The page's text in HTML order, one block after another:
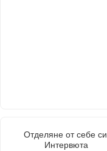
Отделяне от себе си.
Интервюта